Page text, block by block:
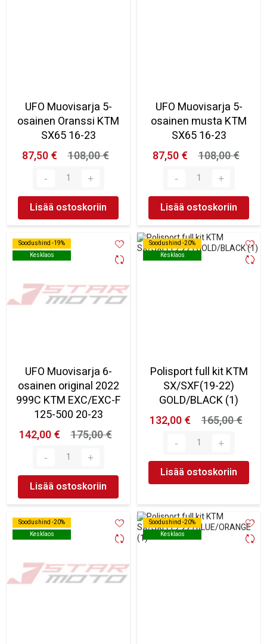
UFO Muovisarja 5-
osainen Oranssi KTM
SX65 16-23
87,50 €
108,00 €
Lisää ostoskoriin
UFO Muovisarja 5-
osainen musta KTM
SX65 16-23
87,50 €
108,00 €
Lisää ostoskoriin
Soodushind -19%
Kesklaos
Soodushind -19%
Kesklaos
UFO Muovisarja 6-
osainen original 2022
999C KTM EXC/EXC-F
125-500 20-23
142,00 €
175,00 €
Lisää ostoskoriin
Soodushind -20%
Kesklaos
Soodushind -20%
Kesklaos
Polisport full kit KTM
SX/SXF(19-22)
GOLD/BLACK (1)
132,00 €
165,00 €
Lisää ostoskoriin
Soodushind -20%
Kesklaos
Soodushind -20%
Kesklaos
Soodushind -20%
Kesklaos
Soodushind -20%
Kesklaos